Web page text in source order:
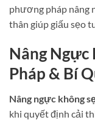
phương pháp nâng
thân giúp giấu sẹo
Nâng Ngực
Pháp & Bí
Nâng ngực không
khi quyết định cải